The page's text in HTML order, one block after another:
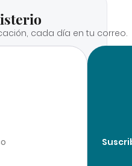
cada día en tu correo.